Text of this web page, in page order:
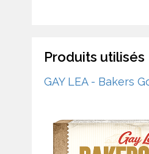
Produits utilisés
GAY LEA - Bakers